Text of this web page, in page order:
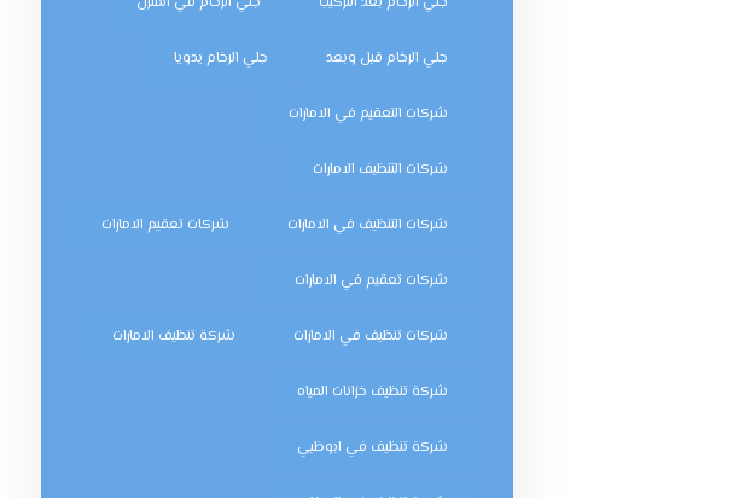
جلي الرخام قبل وبعد جلي الرخام يدويا
شركات التعقيم في الامارات
شركات التنظيف الامارات
شركات التنظيف في الامارات شركات تعقيم الامارات
شركات تعقيم في الامارات
شركات تنظيف في الامارات شركة تنظيف الامارات
شركة تنظيف خزانات المياه
شركة تنظيف في ابوظبي